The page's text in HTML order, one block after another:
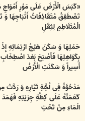
«کَبَسَ الْأَرْضَ عَلَى مَوْرِ أَمْوَاجٍ
تَصْطَفِقُ مُتَقَاذِفَاتُ أَثْبَاجِهَا وَ
الْمُتَلَاطِمِ لِثِقَلِ
حَمْلِهَا وَ سَکَنَ هَیْجُ ارْتِمَائِهِ
بِکَوَاهِلِهَا فَأَصْبَحَ بَعْدَ
أَسِیراً وَ سَکَنَتِ الْأَرْضُ
مَدْحُوَّةً فِی لُجَّةِ تَیَّارِهِ وَ رَدَّتْ
کَعَمَتْهُ عَلَى کِظَّةِ جِرْیَتِهِ فَهَمَدَ
الْمَاءِ مِنْ تَحْتِ